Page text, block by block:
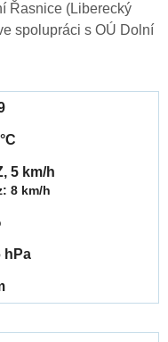
Řasnice (Liberecký
spolupráci s OÚ Dolní
5 km/h
8 km/h
hPa